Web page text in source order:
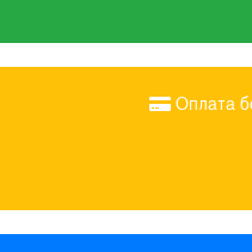
Оплата